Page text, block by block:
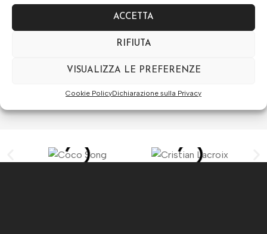
ACCETTA
RIFIUTA
VISUALIZZA LE PREFERENZE
Cookie PolicyDichiarazione sulla Privacy